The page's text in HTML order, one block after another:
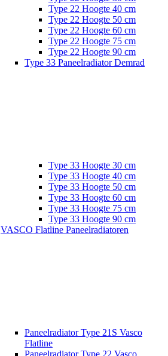
Type 22 Hoogte 40 cm
Type 22 Hoogte 50 cm
Type 22 Hoogte 60 cm
Type 22 Hoogte 75 cm
Type 22 Hoogte 90 cm
Type 33 Paneelradiator Demrad
Type 33 Hoogte 30 cm
Type 33 Hoogte 40 cm
Type 33 Hoogte 50 cm
Type 33 Hoogte 60 cm
Type 33 Hoogte 75 cm
Type 33 Hoogte 90 cm
VASCO Flatline Paneelradiatoren
Paneelradiator Type 21S Vasco
Flatline
Paneelradiator Type 22 Vasco